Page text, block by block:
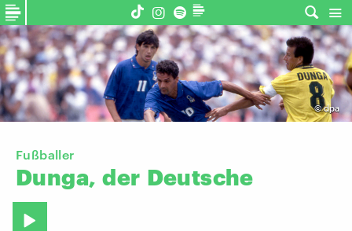
©dpa
Fußballer
Dunga, der Deutsche